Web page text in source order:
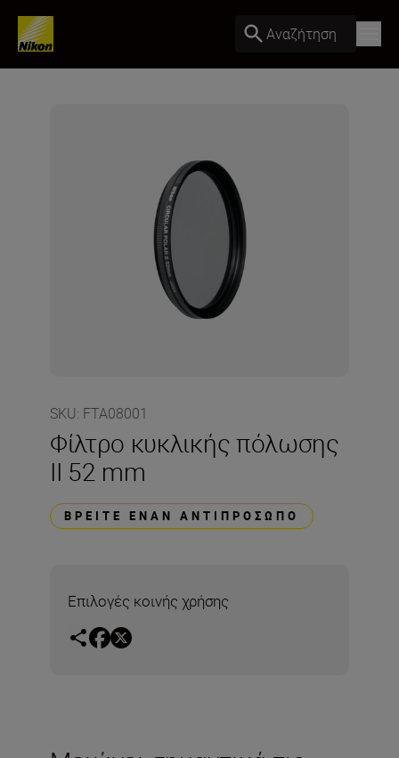
Αναζήτηση
SKU: FTA08001
Φίλτρο κυκλικής πόλωσης
ΙΙ 52 mm
ΒΡΕΊΤΕ ΈΝΑΝ ΑΝΤΙΠΡΌΣΩΠΟ
Επιλογές κοινής χρήσης